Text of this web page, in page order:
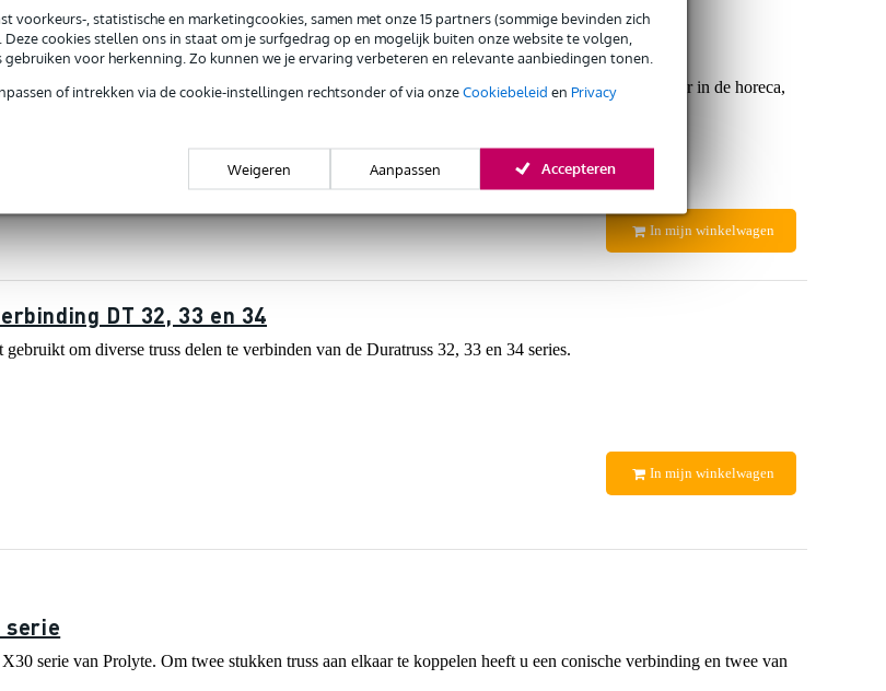
voorkeurs-, statistische en marketingcookies, samen met onze 15 partners (sommige bevinden zich
cookies stellen ons in staat om je surfgedrag op en mogelijk buiten onze website te volgen,
gebruiken voor herkenning. Zo kunnen we je ervaring verbeteren en relevante aanbiedingen tonen.
of intrekken via de cookie-instellingen rechtsonder of via onzeCookiebeleid en Privacy
Weigeren Aanpassen Accepteren
muurbeugel voor AD-35
bevestig je je Innox DJ-Truss aan de muur om zo een vaste DJ-Truss installatie te creëren voor in de horeca,
je maar wilt.
In mijn winkelwagen
DT 32, 33 en 34
om diverse truss delen te verbinden van de Duratruss 32, 33 en 34 series.
In mijn winkelwagen
serie
serie van Prolyte. Om twee stukken truss aan elkaar te koppelen heeft u een conische verbinding en twee van